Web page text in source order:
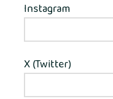
Instagram
X (Twitter)